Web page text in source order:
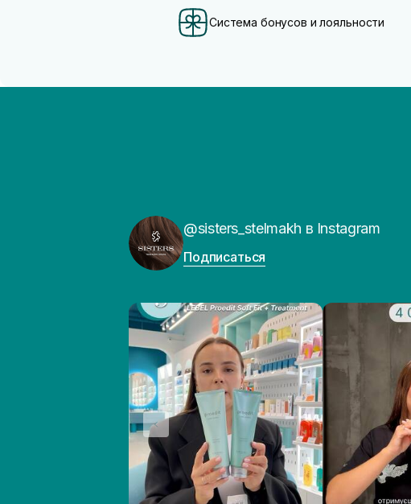
Система бонусов и лояльности
@sisters_stelmakh в Instagram
Подписаться